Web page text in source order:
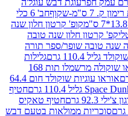
עוגת דבש עוגל'ה
חב' 6 כלי
קופ' קרטון חלון שנה
חלון שנה טובה
ספר תורה
גלילות
אוראו שוקולה מרשמלו תות 168
אוראו עוגיות שוקולד חום 64.4
חטיף
חטיף טאקיס
ממולאות בטעם דבש